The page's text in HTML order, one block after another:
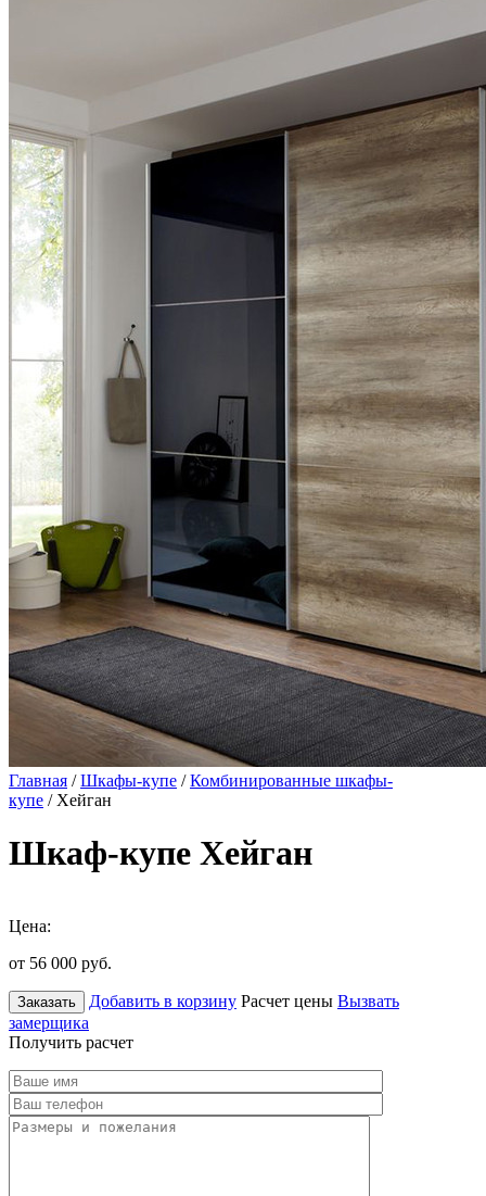
Главная /Шкафы-купе /Комбинированные шкафы-
купе / Хейган
Шкаф-купе Хейган
Цена:
от 56 000 руб.
Заказать Добавить в корзину Расчет цены Вызвать
замерщика
Получить расчет